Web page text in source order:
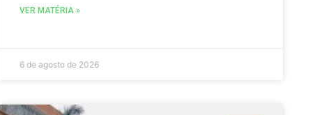
VER MATÉRIA »
6 de agosto de 2026